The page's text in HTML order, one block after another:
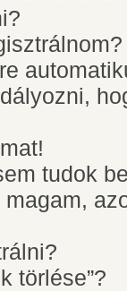
tudok
törlése”?